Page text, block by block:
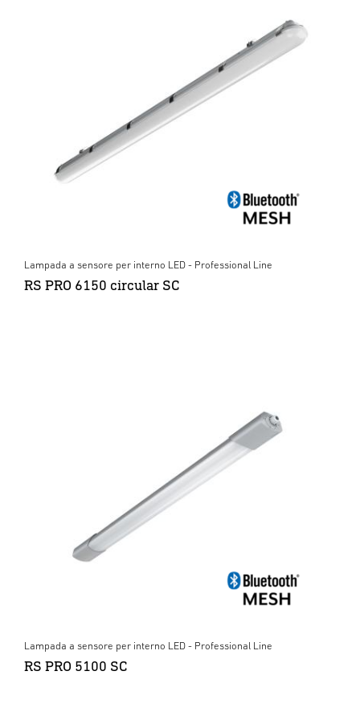
Lampada a sensore per interno LED - Professional Line
RS PRO 6150 circular SC
Lampada a sensore per interno LED - Professional Line
RS PRO 5100 SC